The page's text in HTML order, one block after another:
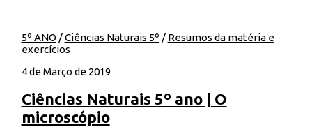
5º ANO /Ciências Naturais 5º / Resumos da matéria e
exercícios
4 de Março de 2019
Ciências Naturais 5º ano | O
microscópio